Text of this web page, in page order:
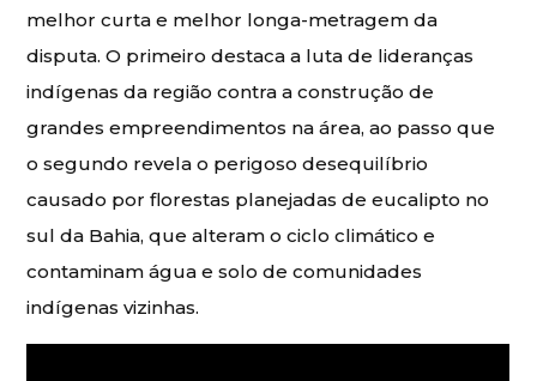
melhor curta e melhor longa-metragem da
disputa. O primeiro destaca a luta de lideranças
indígenas da região contra a construção de
grandes empreendimentos na área, ao passo que
o segundo revela o perigoso desequilíbrio
causado por florestas planejadas de eucalipto no
sul da Bahia, que alteram o ciclo climático e
contaminam água e solo de comunidades
indígenas vizinhas.